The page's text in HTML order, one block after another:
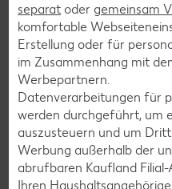
Burger-Rezepte
Pizza-Rezepte
Pasta-Rezepte
Sushi-Rezepte
Raclette-Rezepte
separat oder gemeinsam
komfortable
Erstellung oder für
im Zusammenhang mit
Werbepartnern.
Datenverarbeitungen für
werden durchgeführt, um
auszusteuern und um
Werbung außerhalb der
abrufbaren Kaufland
Ihren